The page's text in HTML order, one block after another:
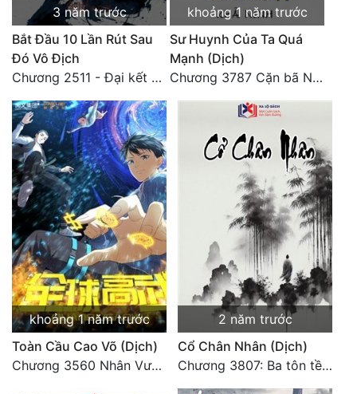
Cẩu Đạo Trường Sinh
Ngự Thú
Truyện Nam
Truyện Nữ
Vô Địch Lưu
Xây Dựng Thế Lực
Đam Mỹ
Đẹp
Đẹp Hiệp
Tính Cách Nhân Vật :
Cơ Trí
Sát Phạt Quyết Đoán
3 năm trước
Bắt Đầu 10 Lần Rút Sau
Đó Vô Địch
Chương 2511 - Đại kết cục, Phiên ngoại thiên: Chư thiên quy nhất giới, vĩnh hằng thế giới. Hết!
khoảng 1 năm trước
Sư Huynh Của Ta Quá
Mạnh (Dịch)
Chương 3787 Cặn bã Nam Thiên Đạo
khoảng 1 năm trước
Toàn Cầu Cao Võ (Dịch)
Chương 3560 Nhân Vương trở về - END
2 năm trước
Cổ Chân Nhân (Dịch)
Chương 3807: Ba tôn tề công Thiên Đình (2)